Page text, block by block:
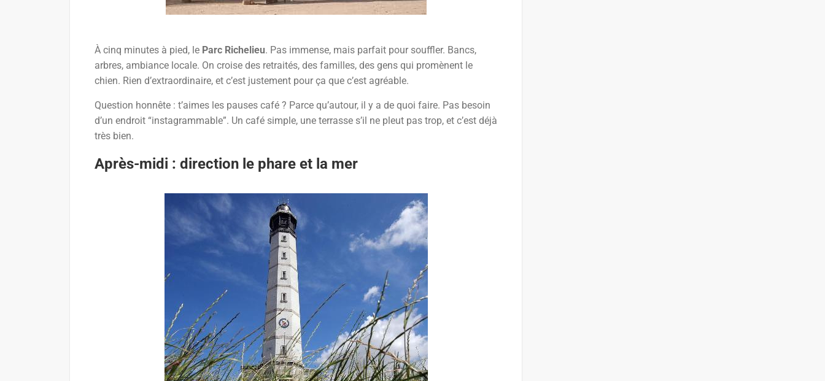
À cinq minutes à pied, le Parc Richelieu. Pas immense, mais parfait pour souffler. Bancs,
arbres, ambiance locale. On croise des retraités, des familles, des gens qui promènent le
chien. Rien d’extraordinaire, et c’est justement pour ça que c’est agréable.
Question honnête : t’aimes les pauses café ? Parce qu’autour, il y a de quoi faire. Pas besoin
d’un endroit “instagrammable”. Un café simple, une terrasse s’il ne pleut pas trop, et c’est déjà
très bien.
Après-midi : direction le phare et la mer